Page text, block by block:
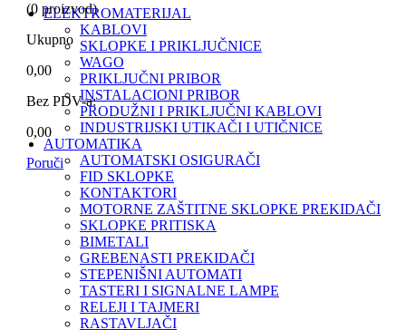
(0 proizvod)
Ukupno
0,00
Bez PDV-a:
0,00
Poruči
ELEKTROMATERIJAL
KABLOVI
SKLOPKE I PRIKLJUČNICE
WAGO
PRIKLJUČNI PRIBOR
INSTALACIONI PRIBOR
PRODUŽNI I PRIKLJUČNI KABLOVI
INDUSTRIJSKI UTIKAČI I UTIČNICE
AUTOMATIKA
AUTOMATSKI OSIGURAČI
FID SKLOPKE
KONTAKTORI
MOTORNE ZAŠTITNE SKLOPKE PREKIDAČI
SKLOPKE PRITISKA
BIMETALI
GREBENASTI PREKIDAČI
STEPENIŠNI AUTOMATI
TASTERI I SIGNALNE LAMPE
RELEJI I TAJMERI
RASTAVLJAČI